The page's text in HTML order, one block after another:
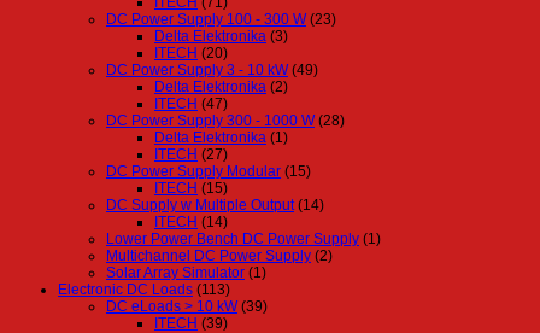
DC Power Supply 100 - 300 W (23)
Delta Elektronika (3)
ITECH (20)
DC Power Supply 3 - 10 kW (49)
Delta Elektronika (2)
ITECH (47)
DC Power Supply 300 - 1000 W (28)
Delta Elektronika (1)
ITECH (27)
DC Power Supply Modular (15)
ITECH (15)
DC Supply w Multiple Output (14)
ITECH (14)
Lower Power Bench DC Power Supply (1)
Multichannel DC Power Supply (2)
Solar Array Simulator (1)
Electronic DC Loads (113)
DC eLoads > 10 kW (39)
ITECH (39)